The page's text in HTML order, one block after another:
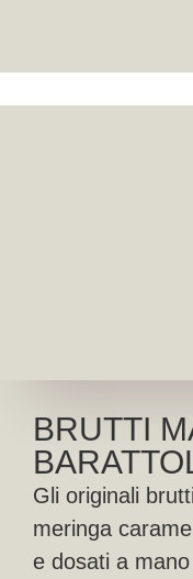
BRUTTI
Gli originali
meringa
e dosati a